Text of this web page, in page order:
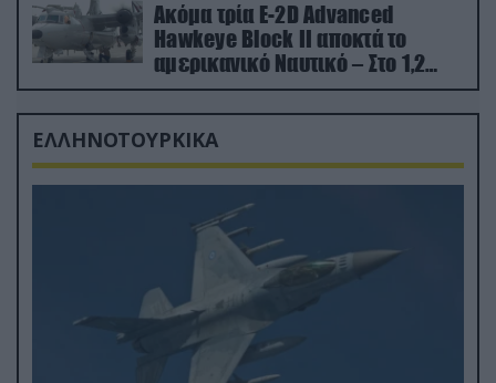
Ακόμα τρία E-2D Advanced
Hawkeye Block II αποκτά το
αμερικανικό Ναυτικό – Στο 1,2
δισ.δολάρια το κόστος
ΕΛΛΗΝΟΤΟΥΡΚΙΚΑ